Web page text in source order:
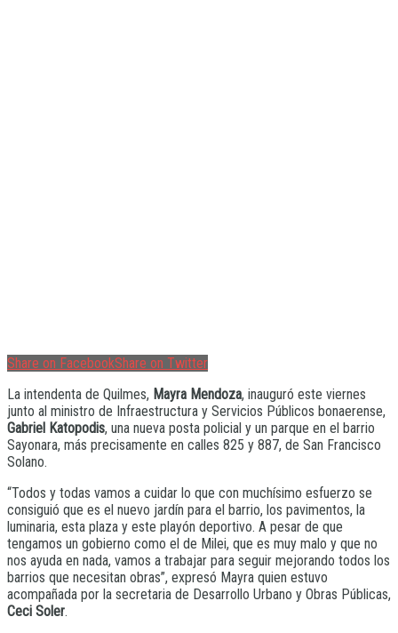
Share on FacebookShare on Twitter
La intendenta de Quilmes, Mayra Mendoza, inauguró este viernes
junto al ministro de Infraestructura y Servicios Públicos bonaerense,
Gabriel Katopodis, una nueva posta policial y un parque en el barrio
Sayonara, más precisamente en calles 825 y 887, de San Francisco
Solano.
“Todos y todas vamos a cuidar lo que con muchísimo esfuerzo se
consiguió que es el nuevo jardín para el barrio, los pavimentos, la
luminaria, esta plaza y este playón deportivo. A pesar de que
tengamos un gobierno como el de Milei, que es muy malo y que no
nos ayuda en nada, vamos a trabajar para seguir mejorando todos los
barrios que necesitan obras”, expresó Mayra quien estuvo
acompañada por la secretaria de Desarrollo Urbano y Obras Públicas,
Ceci Soler.